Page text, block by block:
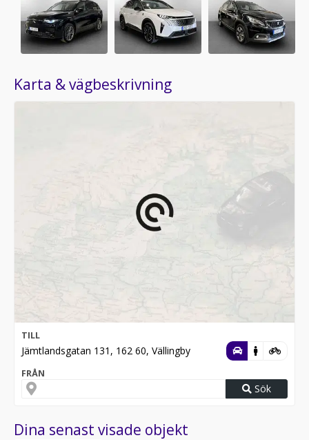
Karta & vägbeskrivning
TILL
Jämtlandsgatan 131, 162 60, Vällingby
FRÅN
Sök
Dina senast visade objekt